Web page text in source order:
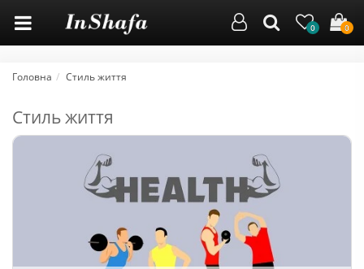
0 0
Головна Стиль життя
Стиль життя